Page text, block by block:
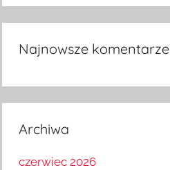
Najnowsze komentarze
Archiwa
czerwiec 2026